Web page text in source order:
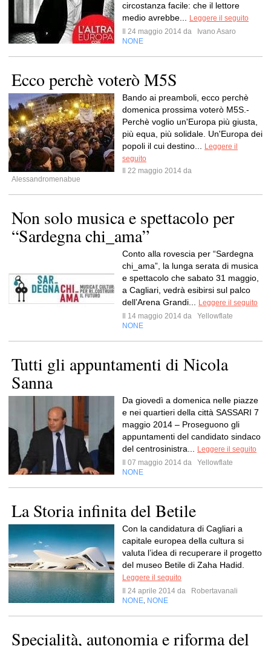
circostanza facile: che il lettore
medio avrebbe...
Leggere il seguito
Il 24 maggio 2014 da
Ivano Asaro
NONE
Ecco perchè voterò M5S
Bando ai preamboli, ecco perchè
domenica prossima voterò M5S.-
Perchè voglio un'Europa più giusta,
più equa, più solidale. Un'Europa dei
popoli il cui destino...
Leggere il
seguito
Il 22 maggio 2014 da
Alessandromenabue
Non solo musica e spettacolo per
“Sardegna chi_ama”
Conto alla rovescia per “Sardegna
chi_ama”, la lunga serata di musica
e spettacolo che sabato 31 maggio,
a Cagliari, vedrà esibirsi sul palco
dell’Arena Grandi...
Leggere il seguito
Il 14 maggio 2014 da
Yellowflate
NONE
Tutti gli appuntamenti di Nicola
Sanna
Da giovedì a domenica nelle piazze
e nei quartieri della città SASSARI 7
maggio 2014 – Proseguono gli
appuntamenti del candidato sindaco
del centrosinistra...
Leggere il seguito
Il 07 maggio 2014 da
Yellowflate
NONE
La Storia infinita del Betile
Con la candidatura di Cagliari a
capitale europea della cultura si
valuta l’idea di recuperare il progetto
del museo Betile di Zaha Hadid.
Leggere il seguito
Il 24 aprile 2014 da
Robertavanali
NONE NONE
Specialità, autonomia e riforma del